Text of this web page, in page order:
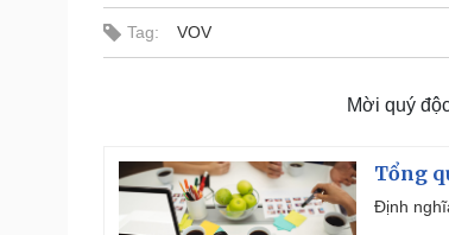
Tag: VOV
Mời quý
Tổng
Định